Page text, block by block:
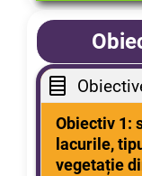
Obiectiv 1:
lacurile,
vegetație